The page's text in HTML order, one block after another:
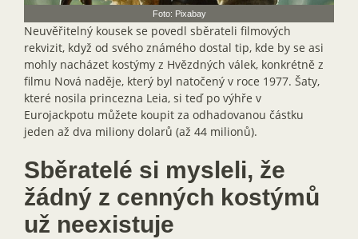
Foto: Pixabay
Neuvěřitelný kousek se povedl sběrateli filmových
rekvizit, když od svého známého dostal tip, kde by se asi
mohly nacházet kostýmy z Hvězdných válek, konkrétně z
filmu Nová naděje, který byl natočený v roce 1977. Šaty,
které nosila princezna Leia, si teď po výhře v
Eurojackpotu můžete koupit za odhadovanou částku
jeden až dva miliony dolarů (až 44 milionů).
Sběratelé si mysleli, že
žádný z cenných kostýmů
už neexistuje